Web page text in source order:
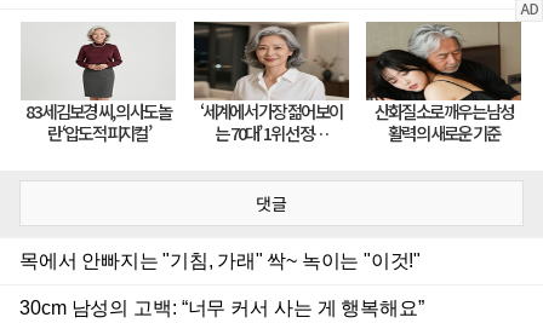
댓글